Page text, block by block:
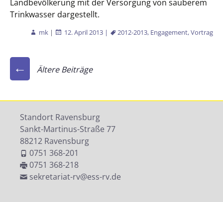
Landbevölkerung mit der Versorgung von sauberem
Trinkwasser dargestellt.
mk | 12. April 2013 | 2012-2013, Engagement,Vortrag
Beitragsnavigation
← Ältere Beiträge
Standort Ravensburg
Sankt-Martinus-Straße 77
88212 Ravensburg
0751 368-201
0751 368-218
sekretariat-rv@ess-rv.de